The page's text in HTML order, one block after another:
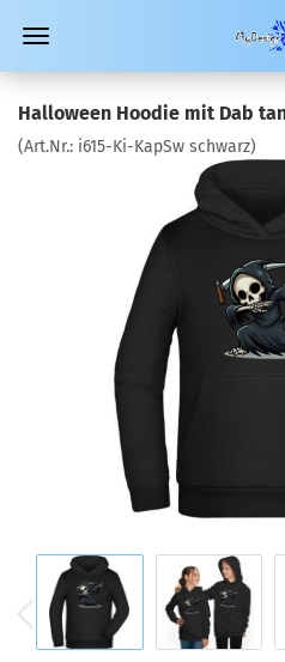
Halloween Hoodie mit Dab
(Art.Nr.: i615-Ki-KapSw schwarz)